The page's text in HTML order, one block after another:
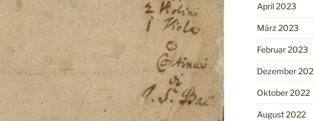
April 2023
März 2023
Februar 2023
Dezember
Oktober 2022
August 2022